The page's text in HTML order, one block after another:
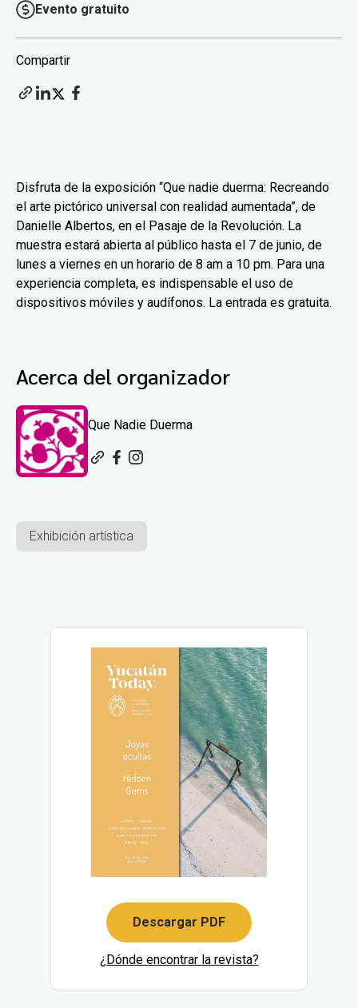
Evento gratuito
Compartir
Disfruta de la exposición “Que nadie duerma: Recreando
el arte pictórico universal con realidad aumentada”, de
Danielle Albertos, en el Pasaje de la Revolución. La
muestra estará abierta al público hasta el 7 de junio, de
lunes a viernes en un horario de 8 am a 10 pm. Para una
experiencia completa, es indispensable el uso de
dispositivos móviles y audífonos. La entrada es gratuita.
Acerca del organizador
Que Nadie Duerma
Exhibición artística
Descargar PDF
¿Dónde encontrar la revista?